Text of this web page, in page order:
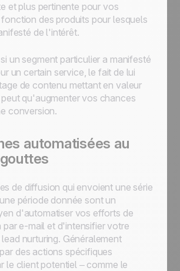
et plus pertinente pour vos
des produits pour lesquels
de l'intérêt.
un segment particulier a manifesté
un certain service, le fait de lui
de contenu mettant en valeur
qu'augmenter vos chances
conversion.
automatisées au
de diffusion qui envoient une série
période donnée sont un
d'automatiser vos efforts de
par e-mail et d'intensifier votre
nurturing. Généralement
des actions spécifiques
le client potentiel – comme le